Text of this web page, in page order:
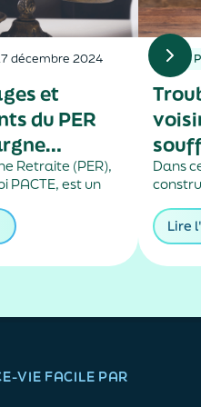
décembre 2024
et
du PER
Droit
Retraite (PER),
PACTE, est un
sa retraite. Il se
: le PER
Droit
Dans
Lire
VIE FACILE PAR